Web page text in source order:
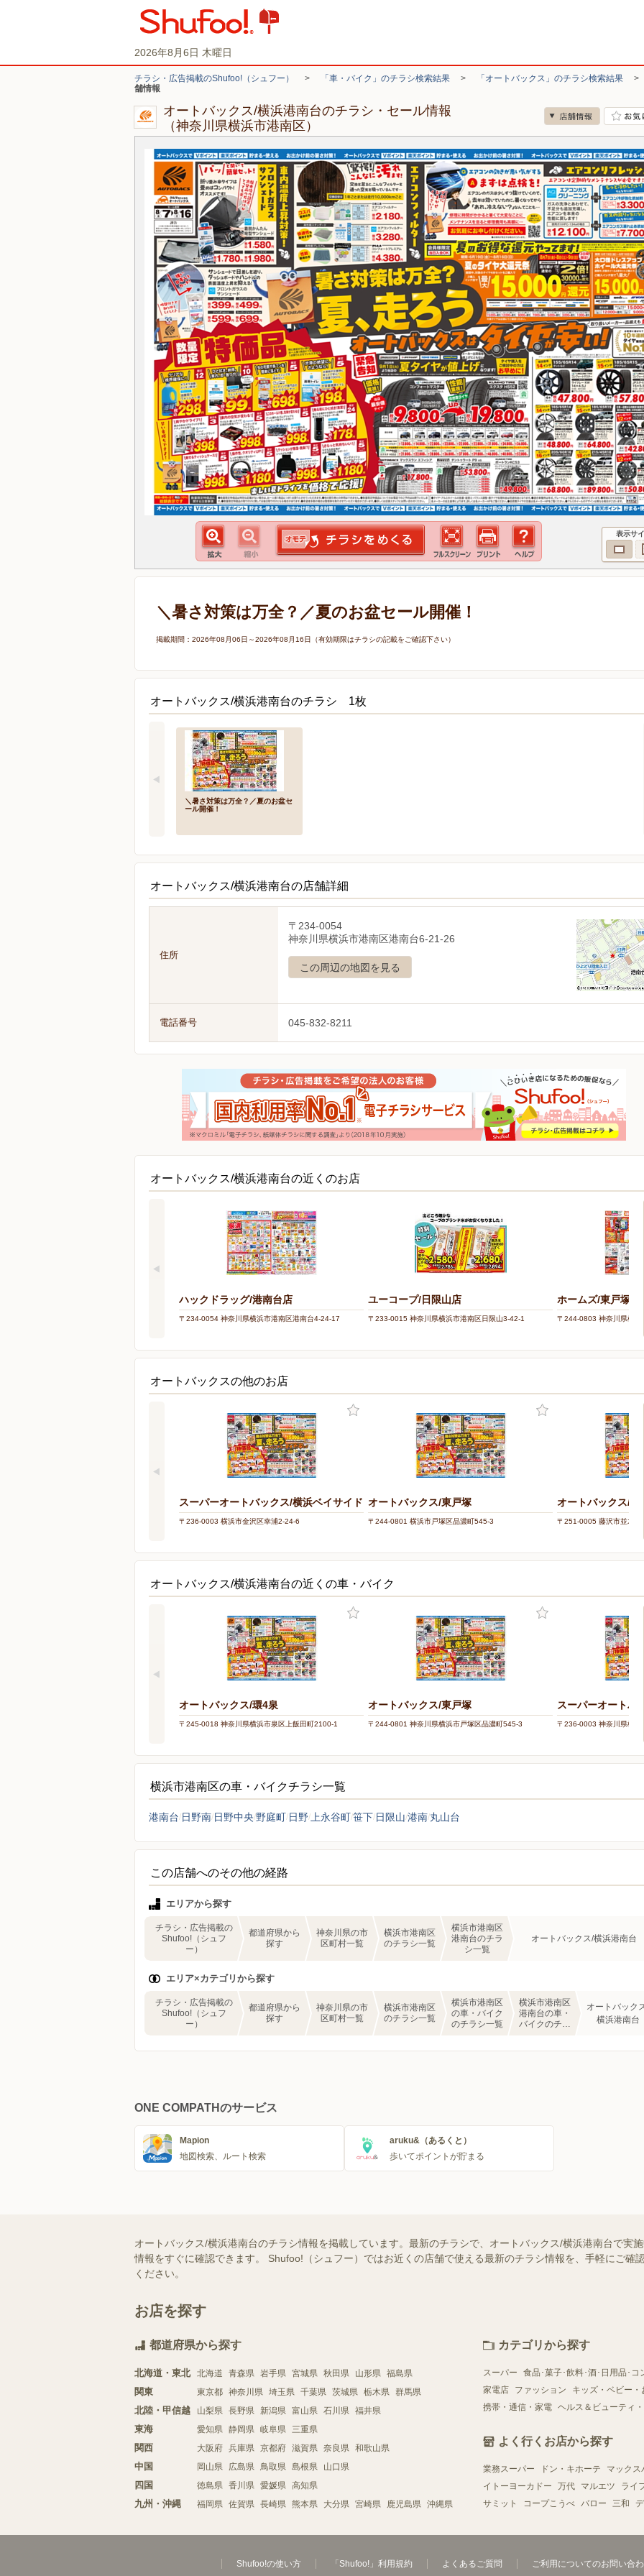
2026年8月6日 木曜日
チラシ・広告掲載のShufoo!（シュフー） > 「車・バイク」のチラシ検索結果 > 「オートバックス」のチラシ検索結果 >
舗情報
オートバックス/横浜港南台のチラシ・セール情報
（神奈川県横浜市港南区）
表示サ
＼暑さ対策は万全？／夏のお盆セール開催！
掲載期間：2026年08月06日～2026年08月16日（有効期限はチラシの記載をご確認下さい）
オートバックス/横浜港南台のチラシ 1枚
＼暑さ対策は万全？／夏のお盆セ
ール開催！
オートバックス/横浜港南台の店舗詳細
住所
〒234-0054
神奈川県横浜市港南区港南台6-21-26
この周辺の地図を見る
電話番号 045-832-8211
オートバックス/横浜港南台の近くのお店
ハックドラッグ/港南台店
〒234-0054 神奈川県横浜市港南区港南台4-24-17
ユーコープ/日限山店
〒233-0015 神奈川県横浜市港南区日限山3-42-1
ホームズ/東戸塚
〒244-0803 神奈川県横浜
オートバックスの他のお店
スーパーオートバックス/横浜ベイサイド
〒236-0003 横浜市金沢区幸浦2-24-6
オートバックス/東戸塚
〒244-0801 横浜市戸塚区品濃町545-3
オートバックス/・
〒251-0005 藤沢市並木台
オートバックス/横浜港南台の近くの車・バイク
オートバックス/環4泉
〒245-0018 神奈川県横浜市泉区上飯田町2100-1
オートバックス/東戸塚
〒244-0801 神奈川県横浜市戸塚区品濃町545-3
スーパーオートバ
〒236-0003 神奈川県横浜
横浜市港南区の車・バイクチラシ一覧
港南台 日野南 日野中央 野庭町 日野 上永谷町笹下 日限山 港南 丸山台
この店舗へのその他の経路
エリアから探す
チラシ・広告掲載の
Shufoo!（シュフ
ー）
都道府県から
探す
神奈川県の市
区町村一覧
横浜市港南区
のチラシ一覧
横浜市港南区
港南台のチラ
シ一覧
オートバックス/横浜港南台
エリア×カテゴリから探す
チラシ・広告掲載の
Shufoo!（シュフ
ー）
都道府県から
探す
神奈川県の市
区町村一覧
横浜市港南区
のチラシ一覧
横浜市港南区
の車・バイク
のチラシ一覧
横浜市港南区
港南台の車・
バイクのチラ
オートバック
横浜港南台
ONE COMPATHのサービス
Mapion
地図検索、ルート検索
aruku&（あるくと）
歩いてポイントが貯まる
オートバックス/横浜港南台のチラシ情報を掲載しています。最新のチラシで、オートバックス/横浜港南台で実
情報をすぐに確認できます。 Shufoo!（シュフー）ではお近くの店舗で使える最新のチラシ情報を、手軽にご確
ください。
お店を探す
都道府県から探す
北海道・東北 北海道 青森県 岩手県 宮城県 秋田県 山形県 福島県
関東 東京都 神奈川県 埼玉県 千葉県 茨城県 栃木県 群馬県
北陸・甲信越 山梨県 長野県 新潟県 富山県 石川県 福井県
東海 愛知県 静岡県 岐阜県 三重県
関西 大阪府 兵庫県 京都府 滋賀県 奈良県 和歌山県
中国 岡山県 広島県 鳥取県 島根県 山口県
四国 徳島県 香川県 愛媛県 高知県
九州・沖縄 福岡県 佐賀県 長崎県 熊本県 大分県 宮崎県 鹿児島県 沖縄県
カテゴリから探す
スーパー 食品･菓子･飲料･酒･日用品･コ
家電店
ファッション キッズ・ベビー・
携帯・通信・家電 ヘルス＆ビューティ
よく行くお店から探す
業務スーパー ドン・キホーテ マックス
イトーヨーカドー
万代 マルエツ ライ
サミット
コープこうべ バロー 三和
Shufoo!の使い方 「Shufoo!」利用規約 よくあるご質問 ご利用についてのお問い合